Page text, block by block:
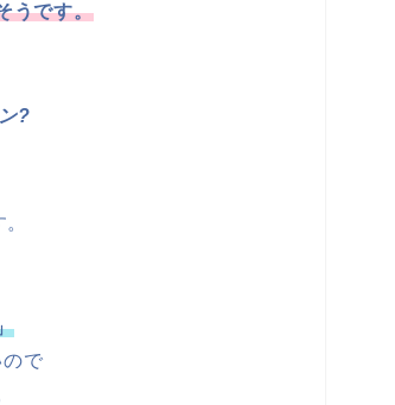
うです。
?
で